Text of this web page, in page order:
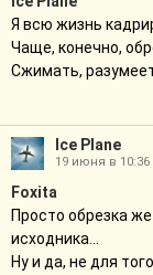
Я всю жизнь
Чаще, конечно,
Сжимать,
Ice Plane
19 июня в 10:36
Foxita
Просто обрезка
исходника...
Ну и да, не для